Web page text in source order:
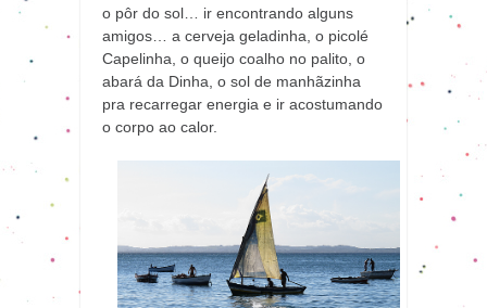
o pôr do sol… ir encontrando alguns
amigos… a cerveja geladinha, o picolé
Capelinha, o queijo coalho no palito, o
abará da Dinha, o sol de manhãzinha
pra recarregar energia e ir acostumando
o corpo ao calor.